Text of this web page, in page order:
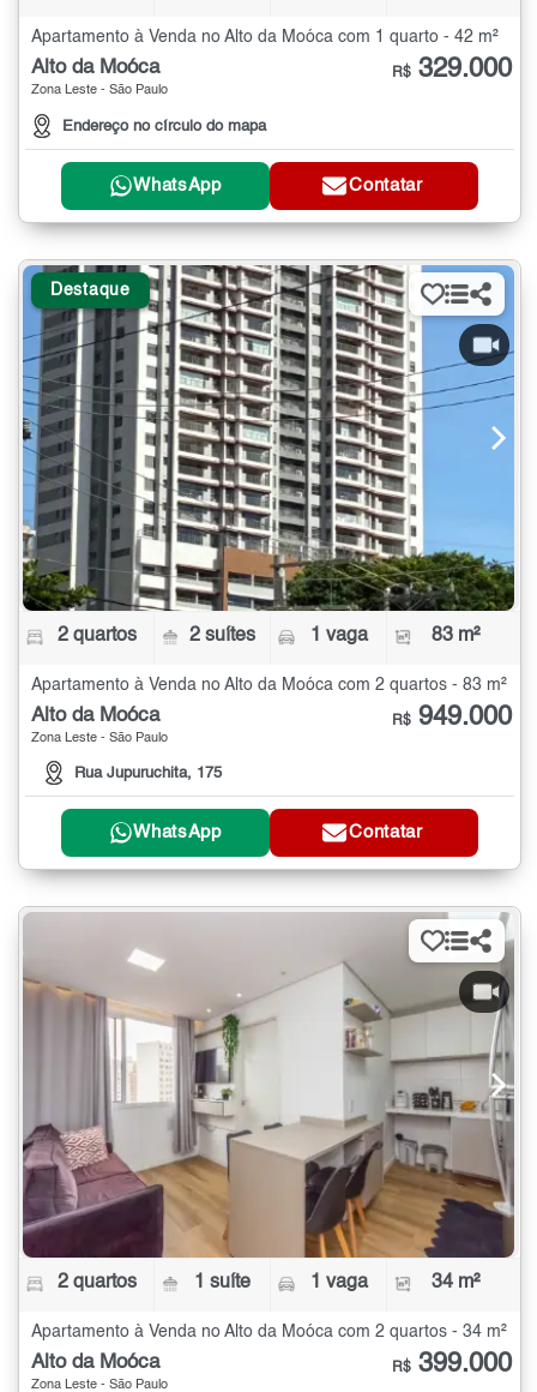
Apartamento à Venda no Alto da Moóca com 1 quarto - 42 m²
Alto da Moóca
Zona Leste - São Paulo
Endereço no círculo do mapa
R$ 329.000
WhatsApp Contatar
Destaque
2 quartos 2 suítes 1 vaga 83 m²
Apartamento à Venda no Alto da Moóca com 2 quartos - 83 m²
Alto da Moóca
Zona Leste - São Paulo
Rua Jupuruchita, 175
R$ 949.000
WhatsApp Contatar
2 quartos 1 suíte 1 vaga 34 m²
Apartamento à Venda no Alto da Moóca com 2 quartos - 34 m²
Alto da Moóca
Zona Leste - São Paulo
R$ 399.000